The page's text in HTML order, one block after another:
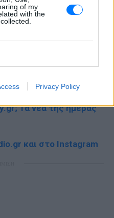
of my
with the
Privacy Policy
hot νέα .
Τα νέα της ημέρας
και στο Instagram